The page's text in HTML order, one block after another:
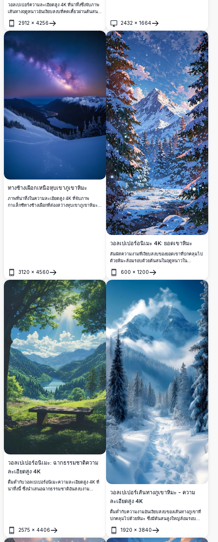
วอลเปเปอร์ความละเอียดสูง 4K ที่น่าทึ่งซึ่งจับภาพ
เส้นทางฤดูหนาวอันเงียบสงบที่คดเคี้ยวผ่านต้นสนที่
พระอาทิตย์ตกดิน ท้องฟ้าสว่างไสวด้วยสีสันสดใส
ของส้มและชมพู ฉายแสงอุ่นลงบนภูมิทัศน์ที่เย็นยะ
นำความเงียบสงบของการหลบหนีไปยังภูเขาที่
ปกคลุมด้วยหิมะมาสู่เดสก์ท็อปหรือหน้าจอโทรศัพท์
ของคุณ เหมาะสำหรับพื้นหลังที่เงียบสงบและ
2912 × 4256
เปิด
2432 × 1664
เปิด
ทางช้างเผือกเหนือหุบเขาภูเขาหิมะ
ภาพที่น่าทึ่งในความละเอียดสูง 4K ที่จับภาพ
กาแล็กซีทางช้างเผือกที่ส่องสว่างหุบเขาภูเขาหิมะ
3120 × 4560
เปิด
วอลเปเปอร์อนิเมะ 4K: ยอดเขาหิมะ
สัมผัสความงามที่เงียบสงบของยอดเขาที่ปกคลุมไป
ด้วยหิมะล้อมรอบด้วยต้นสนในฤดูหนาวใน
เหมาะสำหรับผู้ที่รักความเงียบสงบของธรรมชาติ
ผสมผสานกับเสน่ห์ของศิลปะอนิเมะ
600 × 1200
เปิด
วอลเปเปอร์อนิเมะ: ฉากธรรมชาติความ
ละเอียดสูง 4K
ดื่มด่ำกับวอลเปเปอร์อนิเมะความละเอียดสูง 4K ที่
น่าทึ่งนี้ ซึ่งนำเสนอฉากธรรมชาติอันสงบงาม
งามให้กับหน้าจอเดสก์ท็อปหรือมือถือของคุณด้วย
2575 × 4406
เปิด
วอลเปเปอร์เส้นทางภูเขาหิมะ - ความ
ละเอียดสูง 4K
ดื่มด่ำกับความงามอันเงียบสงบของเส้นทางภูเขาที่
ปกคลุมไปด้วยหิมะ ซึ่งมีต้นสนสูงใหญ่ล้อมรอบ
สง่างามและภูมิทัศน์ฤดูหนาวอันเงียบสงบ เหมาะ
สำหรับผู้ที่รักความงามตามธรรมชาติที่ยังไม่ถูก
1920 × 3840
เปิด